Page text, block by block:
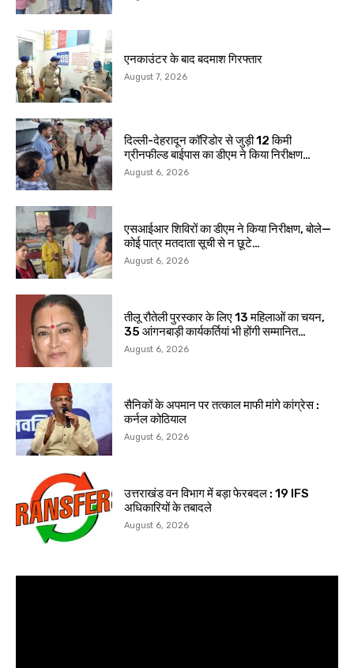
एनकाउंटर के बाद बदमाश गिरफ्तार
August 7, 2026
दिल्ली-देहरादून कॉरिडोर से जुड़ी 12 किमी
ग्रीनफील्ड बाईपास का डीएम ने किया निरीक्षण…
August 6, 2026
एसआईआर शिविरों का डीएम ने किया निरीक्षण, बोले—
कोई पात्र मतदाता सूची से न छूटे…
August 6, 2026
तीलू रौतेली पुरस्कार के लिए 13 महिलाओं का चयन,
35 आंगनबाड़ी कार्यकर्तियां भी होंगी सम्मानित…
August 6, 2026
सैनिकों के अपमान पर तत्काल माफी मांगे कांग्रेस :
कर्नल कोठियाल
August 6, 2026
उत्तराखंड वन विभाग में बड़ा फेरबदल : 19 IFS
अधिकारियों के तबादले
August 6, 2026